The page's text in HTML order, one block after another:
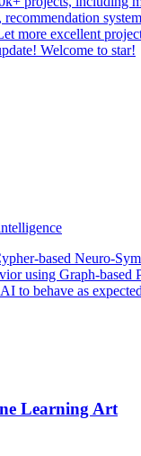
more excellent
Welcome to star!
based Neuro-
using Graph-based
to behave as expected
Learning Art